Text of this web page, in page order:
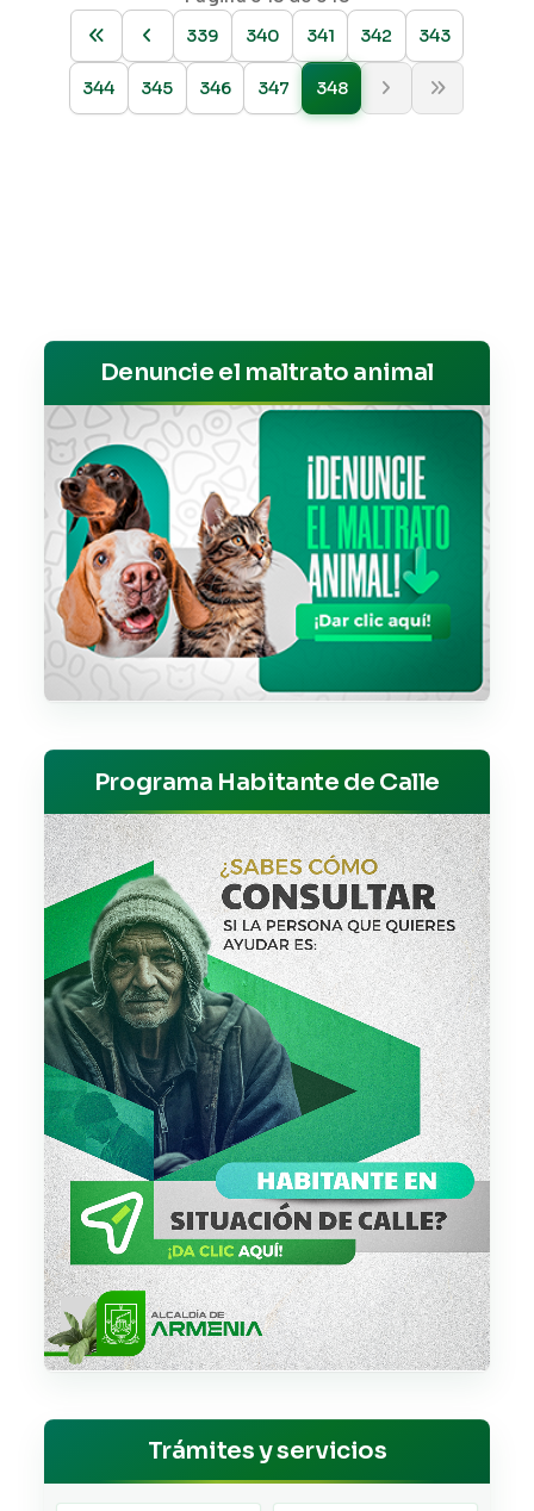
339
340 341 342 343
344 345 346 347 348
Denuncie el maltrato animal
Programa Habitante de Calle
Trámites y servicios